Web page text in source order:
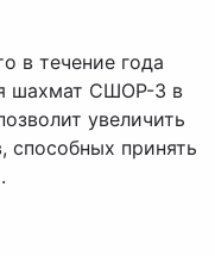
в течение года
шахмат СШОР-3 в
увеличить
способных принять